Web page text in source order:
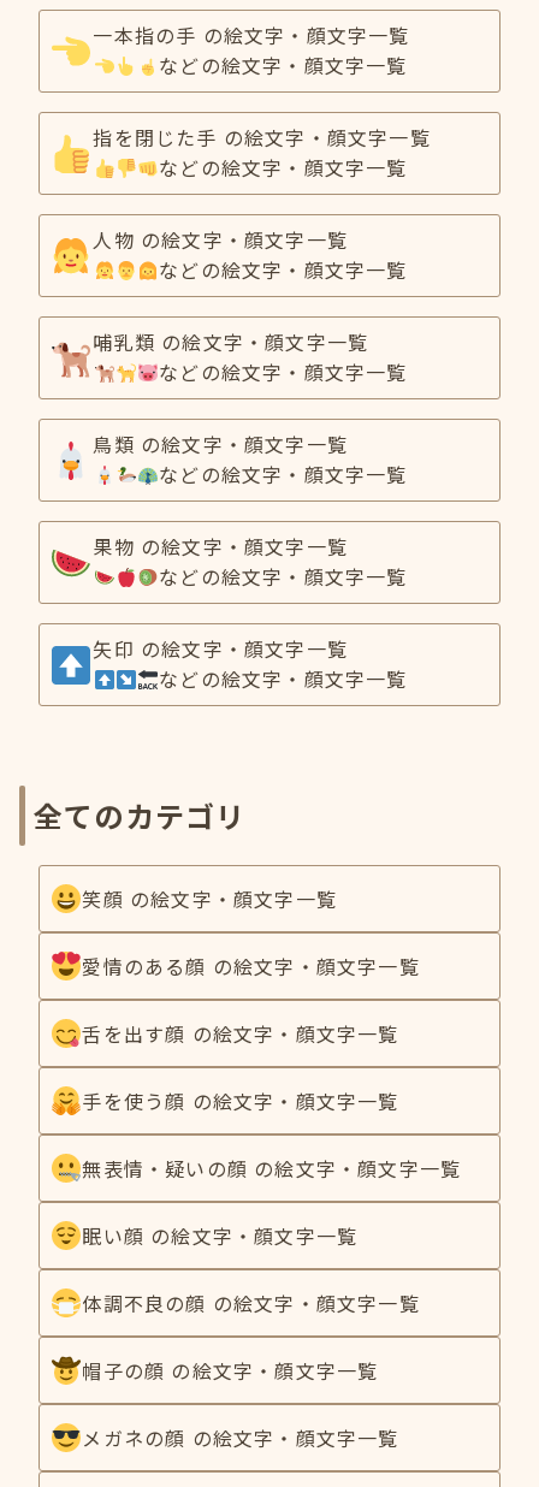
一本指の手 の絵文字・顔文字一覧
などの絵文字・顔文字一覧
指を閉じた手 の絵文字・顔文字一覧
などの絵文字・顔文字一覧
人物 の絵文字・顔文字一覧
などの絵文字・顔文字一覧
哺乳類 の絵文字・顔文字一覧
などの絵文字・顔文字一覧
鳥類 の絵文字・顔文字一覧
などの絵文字・顔文字一覧
果物 の絵文字・顔文字一覧
などの絵文字・顔文字一覧
矢印 の絵文字・顔文字一覧
などの絵文字・顔文字一覧
全てのカテゴリ
笑顔 の絵文字・顔文字一覧
愛情のある顔 の絵文字・顔文字一覧
舌を出す顔 の絵文字・顔文字一覧
手を使う顔 の絵文字・顔文字一覧
無表情・疑いの顔 の絵文字・顔文字一覧
眠い顔 の絵文字・顔文字一覧
体調不良の顔 の絵文字・顔文字一覧
帽子の顔 の絵文字・顔文字一覧
メガネの顔 の絵文字・顔文字一覧